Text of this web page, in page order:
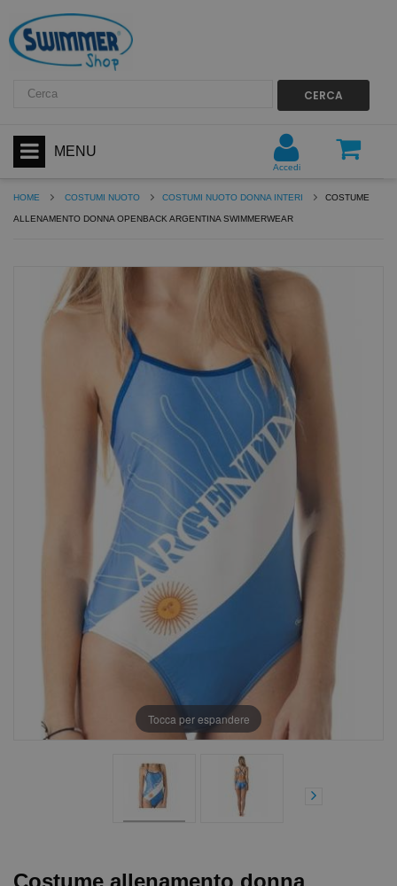
CERCA
MENU
Accedi
HOME COSTUMI NUOTO COSTUMI NUOTO DONNA INTERI COSTUME
ALLENAMENTO DONNA OPENBACK ARGENTINA SWIMMERWEAR
Tocca per espandere
Costume allenamento donna